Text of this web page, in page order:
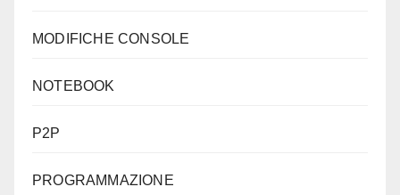
MODIFICHE CONSOLE
NOTEBOOK
P2P
PROGRAMMAZIONE